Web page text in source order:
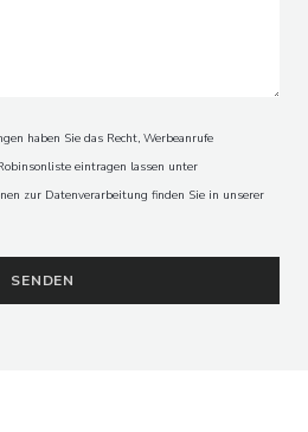
haben Sie das Recht, Werbeanrufe
eintragen lassen unter
zur Datenverarbeitung finden Sie in unserer